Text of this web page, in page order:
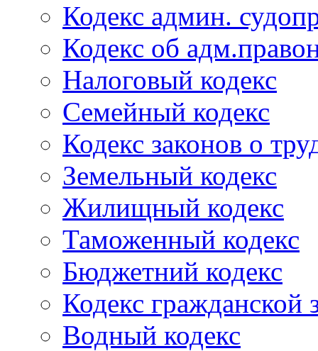
Кодекс админ.
Кодекс об
Налоговый кодекс
Семейный кодекс
Кодекс законов о
Земельный кодекс
Жилищный кодекс
Таможенный кодекс
Бюджетний кодекс
Кодекс гражданской
Водный кодекс